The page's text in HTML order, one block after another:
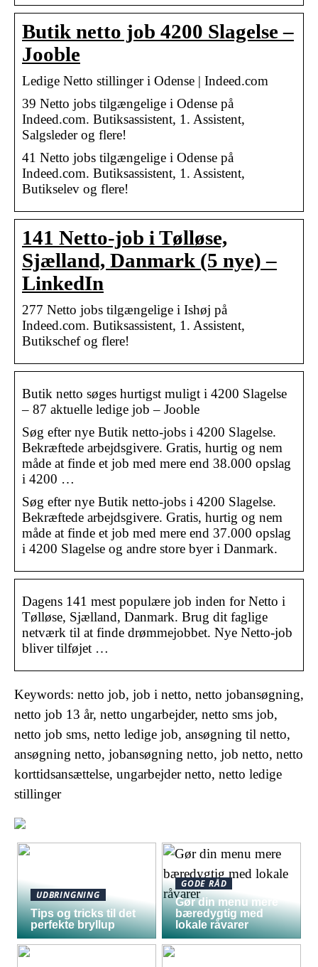
Butik netto job 4200 Slagelse –
Jooble
Ledige Netto stillinger i Odense | Indeed.com
39 Netto jobs tilgængelige i Odense på
Indeed.com. Butiksassistent, 1. Assistent,
Salgsleder og flere!
41 Netto jobs tilgængelige i Odense på
Indeed.com. Butiksassistent, 1. Assistent,
Butikselev og flere!
141 Netto-job i Tølløse,
Sjælland, Danmark (5 nye) –
LinkedIn
277 Netto jobs tilgængelige i Ishøj på
Indeed.com. Butiksassistent, 1. Assistent,
Butikschef og flere!
Butik netto søges hurtigst muligt i 4200 Slagelse
– 87 aktuelle ledige job – Jooble
Søg efter nye Butik netto-jobs i 4200 Slagelse.
Bekræftede arbejdsgivere. Gratis, hurtig og nem
måde at finde et job med mere end 38.000 opslag
i 4200 …
Søg efter nye Butik netto-jobs i 4200 Slagelse.
Bekræftede arbejdsgivere. Gratis, hurtig og nem
måde at finde et job med mere end 37.000 opslag
i 4200 Slagelse og andre store byer i Danmark.
Dagens 141 mest populære job inden for Netto i
Tølløse, Sjælland, Danmark. Brug dit faglige
netværk til at finde drømmejobbet. Nye Netto-job
bliver tilføjet …
Keywords: netto job, job i netto, netto jobansøgning,
netto job 13 år, netto ungarbejder, netto sms job,
netto job sms, netto ledige job, ansøgning til netto,
ansøgning netto, jobansøgning netto, job netto, netto
korttidsansættelse, ungarbejder netto, netto ledige
stillinger
UDBRINGNING
Tips og tricks til det
perfekte bryllup
GODE RÅD
Gør din menu mere
bæredygtig med
lokale råvarer